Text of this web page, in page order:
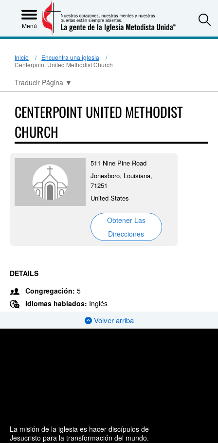
Menú
Inicio
Encuentra una iglesia
Centerpoint United Methodist Church
Traducir Página ▼
CENTERPOINT UNITED METHODIST
CHURCH
511 Nine Pine Road
Jonesboro, Louisiana,
71251
United States
Obtener Las
Direcciones
DETAILS
Congregación: 5
Idiomas hablados: Inglés
Volver arriba
La misión de la iglesia es hacer discípulos de
Jesucristo para la transformación del mundo.